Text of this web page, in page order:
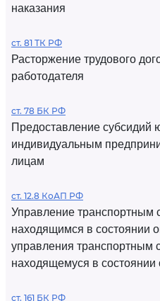
наказания
ст. 81 ТК РФ
Расторжение трудового
работодателя
ст. 78 БК РФ
Предоставление субсидий
индивидуальным
лицам
ст. 12.8 КоАП РФ
Управление транспортным
находящимся в состоянии
управления транспортным
находящемуся в состоянии
ст. 161 БК РФ